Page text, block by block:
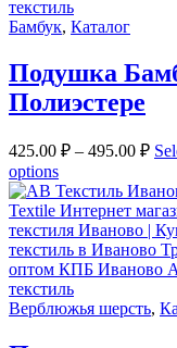
Бамбук, Каталог
Подушка
Полиэстере
425.00 ₽ – 495.00 ₽
options
Верблюжья шерсть,